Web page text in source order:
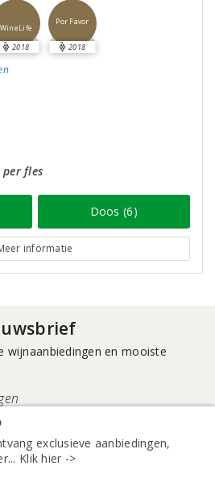
WineLife
2018
Por Favor
2018
per fles
Doos (6)
informatie
wijnaanbiedingen en mooiste
exclusieve aanbiedingen,
Klik hier ->